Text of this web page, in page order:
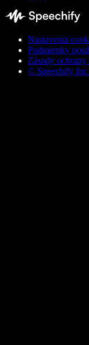
Nastavenia
Podmienky
Zásady
© Speechify